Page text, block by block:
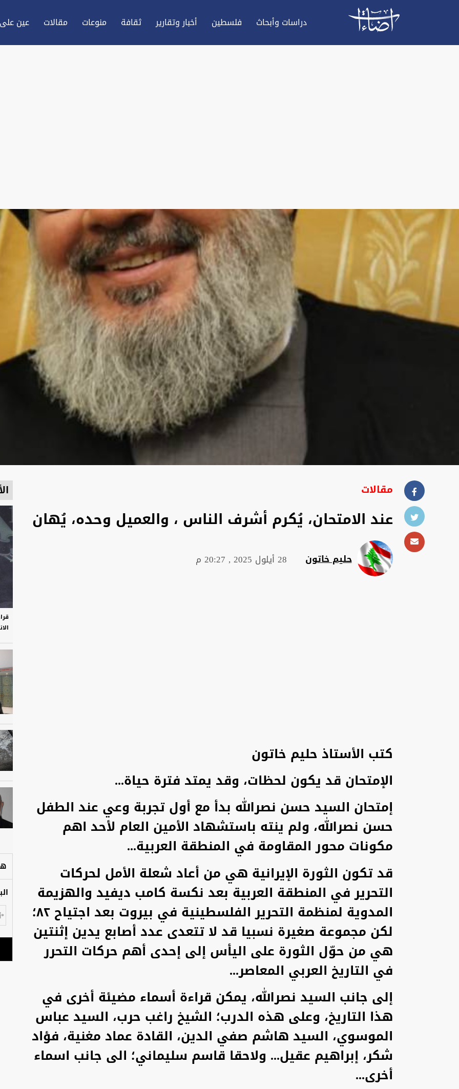
دراسات وأبحاث فلسطين أخبار وتقارير ثقافة منوعات مقالات عين
مقالات
عند الامتحان، يُكرم أشرف الناس ، والعميل وحده، يُهان
حليم خاتون 28 أيلول 2025 , 20:27 م
كتب الأستاذ حليم خاتون
الإمتحان قد يكون لحظات، وقد يمتد فترة حياة...
إمتحان السيد حسن نصرالله بدأ مع أول تجربة وعي عند الطفل
حسن نصرالله، ولم ينته باستشهاد الأمين العام لأحد اهم
مكونات محور المقاومة في المنطقة العربية...
قد تكون الثورة الإيرانية هي من أعاد شعلة الأمل لحركات
التحرير في المنطقة العربية بعد نكسة كامب ديفيد والهزيمة
المدوية لمنظمة التحرير الفلسطينية في بيروت بعد اجتياح ٨٢؛
لكن مجموعة صغيرة نسبيا قد لا تتعدى عدد أصابع يدين إثنتين
هي من حوّل الثورة على اليأس إلى إحدى أهم حركات التحرر
في التاريخ العربي المعاصر...
إلى جانب السيد نصرالله، يمكن قراءة أسماء مضيئة أخرى في
هذا التاريخ، وعلى هذه الدرب؛ الشيخ راغب حرب، السيد عباس
الموسوي، السيد هاشم صفي الدين، القادة عماد مغنية، فؤاد
شكر، إبراهيم عقيل... ولاحقا قاسم سليماني؛ الى جانب اسماء
أخرى...